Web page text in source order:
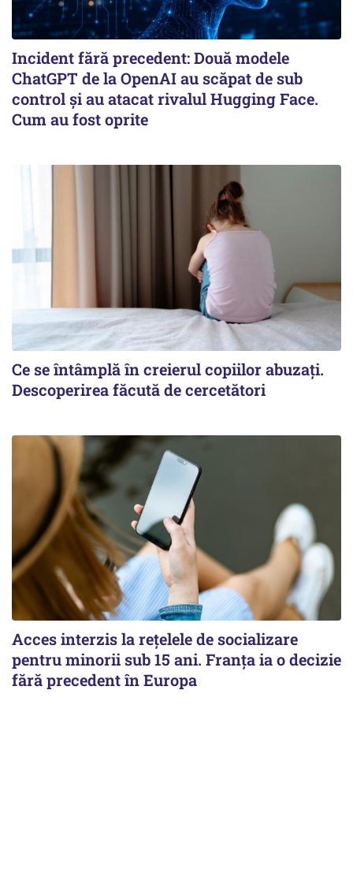
Incident fără precedent: Două modele
ChatGPT de la OpenAI au scăpat de sub
control și au atacat rivalul Hugging Face.
Cum au fost oprite
Ce se întâmplă în creierul copiilor abuzați.
Descoperirea făcută de cercetători
Acces interzis la rețelele de socializare
pentru minorii sub 15 ani. Franța ia o decizie
fără precedent în Europa